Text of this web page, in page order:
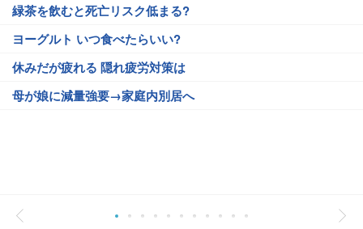
緑茶を飲むと死亡リスク低まる?
ヨーグルト いつ食べたらいい?
休みだが疲れる 隠れ疲労対策は
母が娘に減量強要→家庭内別居へ